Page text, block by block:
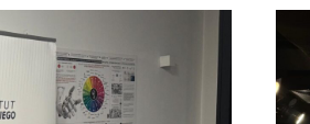
USTROJOWEGO
–
POLSKA
TRADYCJA
KONSTYTUCYJNA